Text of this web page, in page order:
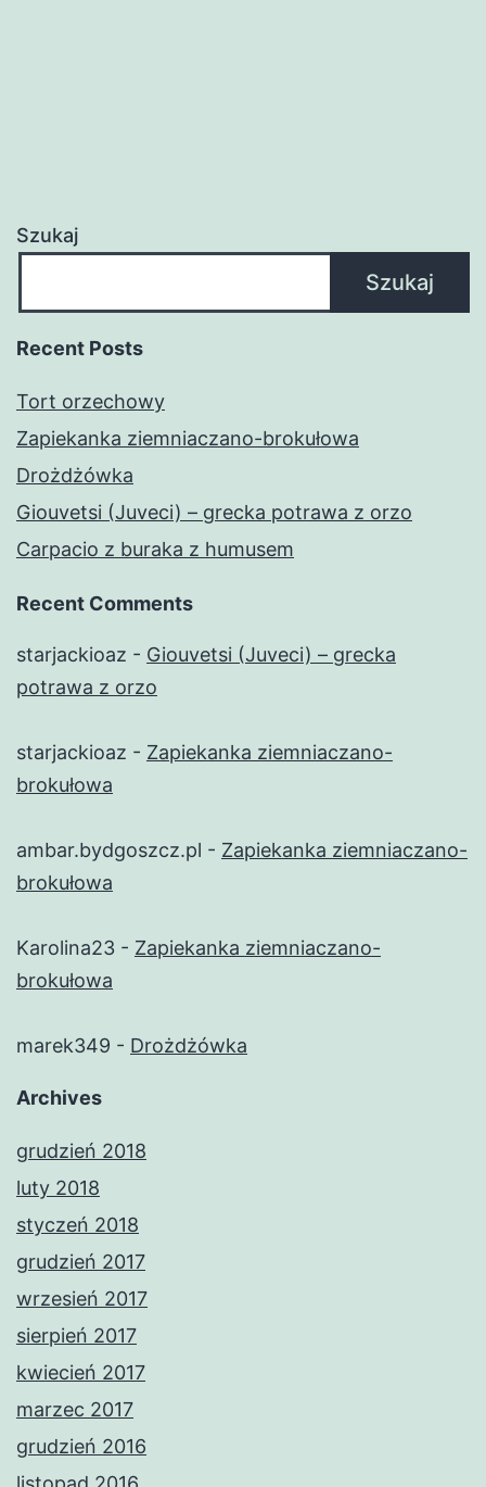
Szukaj
Szukaj
Recent Posts
Tort orzechowy
Zapiekanka ziemniaczano-brokułowa
Drożdżówka
Giouvetsi (Juveci) – grecka potrawa z orzo
Carpacio z buraka z humusem
Recent Comments
starjackioaz - Giouvetsi (Juveci) – grecka
potrawa z orzo
starjackioaz - Zapiekanka ziemniaczano-
brokułowa
ambar.bydgoszcz.pl - Zapiekanka ziemniaczano-
brokułowa
Karolina23 - Zapiekanka ziemniaczano-
brokułowa
marek349 - Drożdżówka
Archives
grudzień 2018
luty 2018
styczeń 2018
grudzień 2017
wrzesień 2017
sierpień 2017
kwiecień 2017
marzec 2017
grudzień 2016